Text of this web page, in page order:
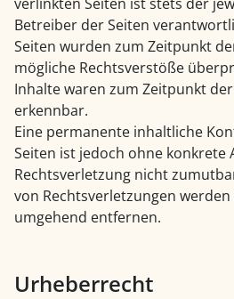
Betreiber der Seiten
Seiten wurden zum Zeitpunkt
mögliche Rechtsverstöße
Inhalte waren zum Zeitpunkt
erkennbar.
Eine permanente inhaltliche
Seiten ist jedoch ohne konkrete
Rechtsverletzung nicht
von Rechtsverletzungen
umgehend entfernen.
Urheberrecht